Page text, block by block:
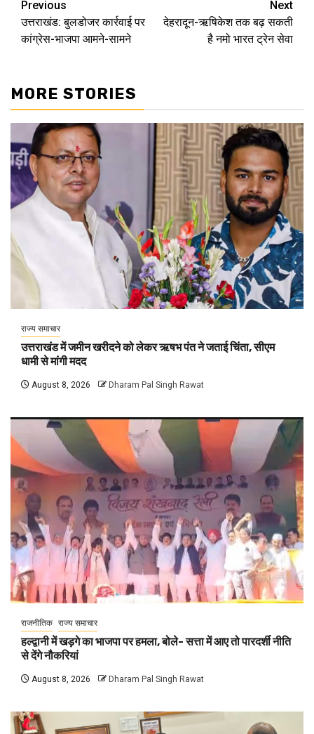
Post
navigation
Previous
उत्तराखंड: बुलडोजर कार्रवाई पर
कांग्रेस-भाजपा आमने-सामने
Next
देहरादून-ऋषिकेश तक बढ़ सकती
है नमो भारत ट्रेन सेवा
MORE STORIES
राज्य समाचार
उत्तराखंड में जमीन खरीदने को लेकर ऋषभ पंत ने जताई चिंता, सीएम
धामी से मांगी मदद
August 8, 2026 Dharam Pal Singh Rawat
राजनीतिक राज्य समाचार
हल्द्वानी में खड़गे का भाजपा पर हमला, बोले- सत्ता में आए तो पारदर्शी नीति
से देंगे नौकरियां
August 8, 2026 Dharam Pal Singh Rawat